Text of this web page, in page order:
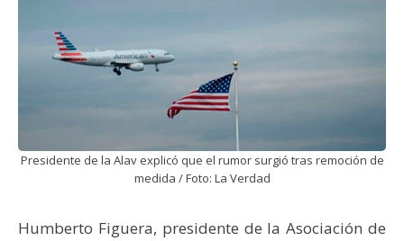
Presidente de la Alav explicó que el rumor surgió tras remoción de
medida / Foto: La Verdad
Humberto Figuera, presidente de la Asociación de